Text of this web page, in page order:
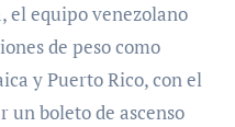
el equipo venezolano
de peso como
y Puerto Rico, con el
boleto de ascenso